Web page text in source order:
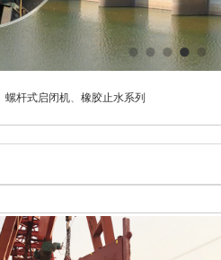
螺杆式启闭机、 橡胶止水系列